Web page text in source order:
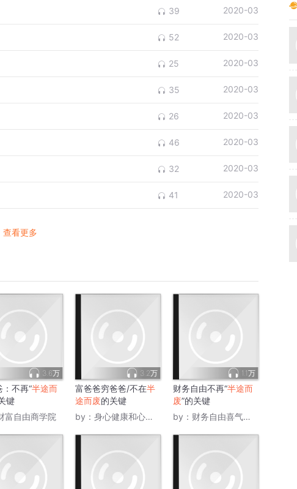
39 2020-03
52 2020-03
25 2020-03
35 2020-03
26 2020-03
46 2020-03
32 2020-03
41 2020-03
查看更多
3.6万
：不再“半途而
键
富自由商学院
3.2万
富爸爸穷爸爸/不在半
途而废的关键
by： 身心健康和心灵健康
1.1万
财务自由不再“半途而
废”的关键
by： 财务自由喜气盈门